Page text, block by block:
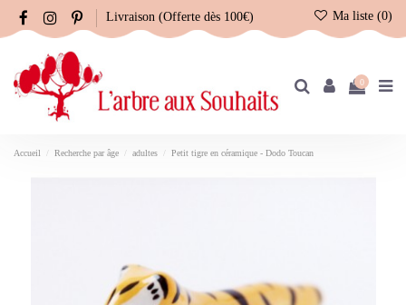
Livraison (Offerte dès 100€) Ma liste (0)
0
Accueil Recherche par âge adultes Petit tigre en céramique - Dodo Toucan